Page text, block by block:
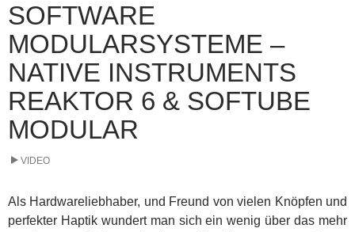
SOFTWARE
MODULARSYSTEME –
NATIVE INSTRUMENTS
REAKTOR 6 & SOFTUBE
MODULAR
VIDEO
Als Hardwareliebhaber, und Freund von vielen Knöpfen und
perfekter Haptik wundert man sich ein wenig über das mehr